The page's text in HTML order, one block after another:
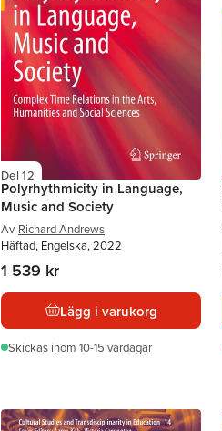
Del 12
Polyrhythmicity in Language,
Music and Society
Av Richard Andrews
Häftad, Engelska, 2022
1 539 kr
Lägg i varukorg
Skickas inom 10-15 vardagar